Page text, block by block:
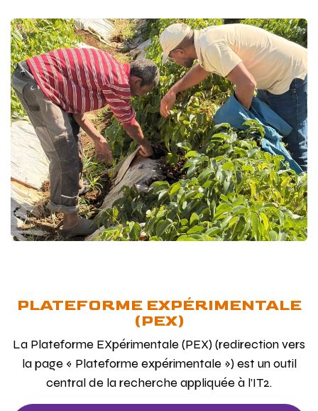
PLATEFORME EXPÉRIMENTALE
(PEX)
La Plateforme EXpérimentale (PEX) (redirection vers
la page « Plateforme expérimentale ») est un outil
central de la recherche appliquée à l’IT2.